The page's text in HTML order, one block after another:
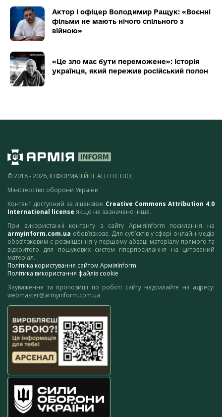
Актор і офіцер Володимир Ращук: «Воєнні
фільми не мають нічого спільного з
війною»
«Це зло має бути переможене»: історія
українця, який пережив російський полон
© 2018 - 2026, ІНФОРМАЦІЙНЕ АГЕНТСТВО,
Міністерство оборони України
Контент доступний за ліцензією Creative Commons Attribution 4.0
International license якщо не зазначено інше.
При використанні контенту з сайту АрміяInform посилання на
armyinform.com.ua обов’язкове. Для суб’єктів у сфері онлайн-медіа
обов’язковим є розміщення у першому абзаці матеріалу прямого та
відкритого для пошукових систем гіперпосилання на цитований
матеріал.
Політика користування сайтом АрміяInform
Політика використання файлів cookie
Зауваження та пропозиції по роботі сайту надсилайте на адресу:
webmaster@armyinform.com.ua